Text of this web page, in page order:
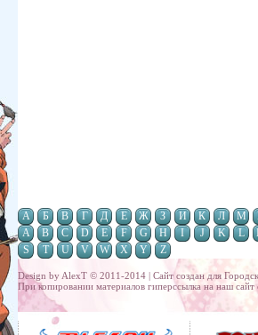
А Б В Г Д Е Ж З И К Л М
A
B C D E F G H I J K L
S
T U V W X Y Z
Design by AlexT © 2011-2014 | Сайт создан для
При копировании материалов гиперссылка на наш сайт